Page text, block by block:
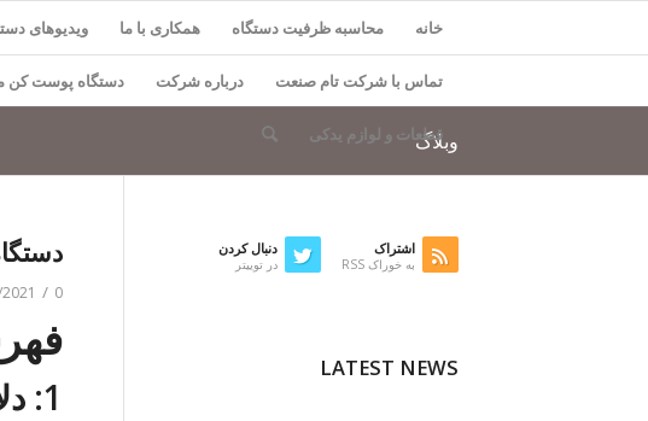
خانه محاسبه ظرفیت دستگاه همکاری با ما ویدیوهای
تماس با شرکت تام صنعت درباره شرکت دستگاه پوست کن
قطعات و لوازم یدکی
وبلاگ
/ 0 دیدگاه
1: دلایل خشک کردن لیمو
دنبال کردن
در توییتر
اشتراک
به خوراک RSS
LATEST NEWS